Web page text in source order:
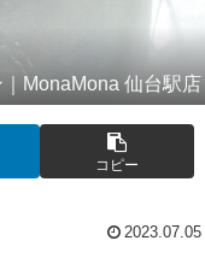
MonaMona 仙台駅店
コピー
2023.07.05